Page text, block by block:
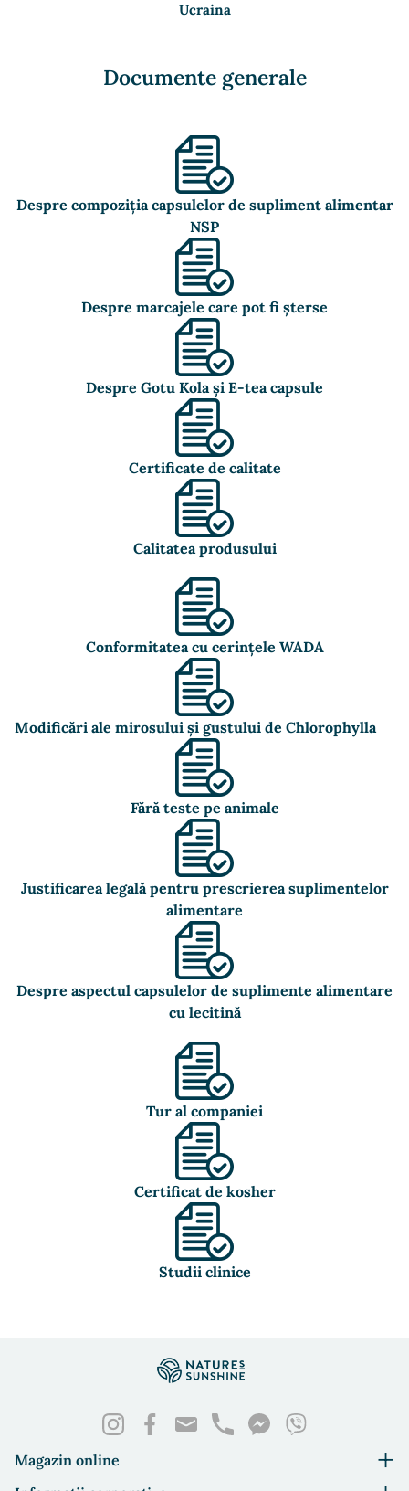
Ucraina
Documente generale
Despre compoziția capsulelor de supliment alimentar
NSP
Despre marcajele care pot fi șterse
Despre Gotu Kola și E-tea capsule
Certificate de calitate
Calitatea produsului
Conformitatea cu cerințele WADA
Modificări ale mirosului și gustului de Chlorophylla
Fără teste pe animale
Justificarea legală pentru prescrierea suplimentelor
alimentare
Despre aspectul capsulelor de suplimente alimentare
cu lecitină
Tur al companiei
Certificat de kosher
Studii clinice
Magazin online